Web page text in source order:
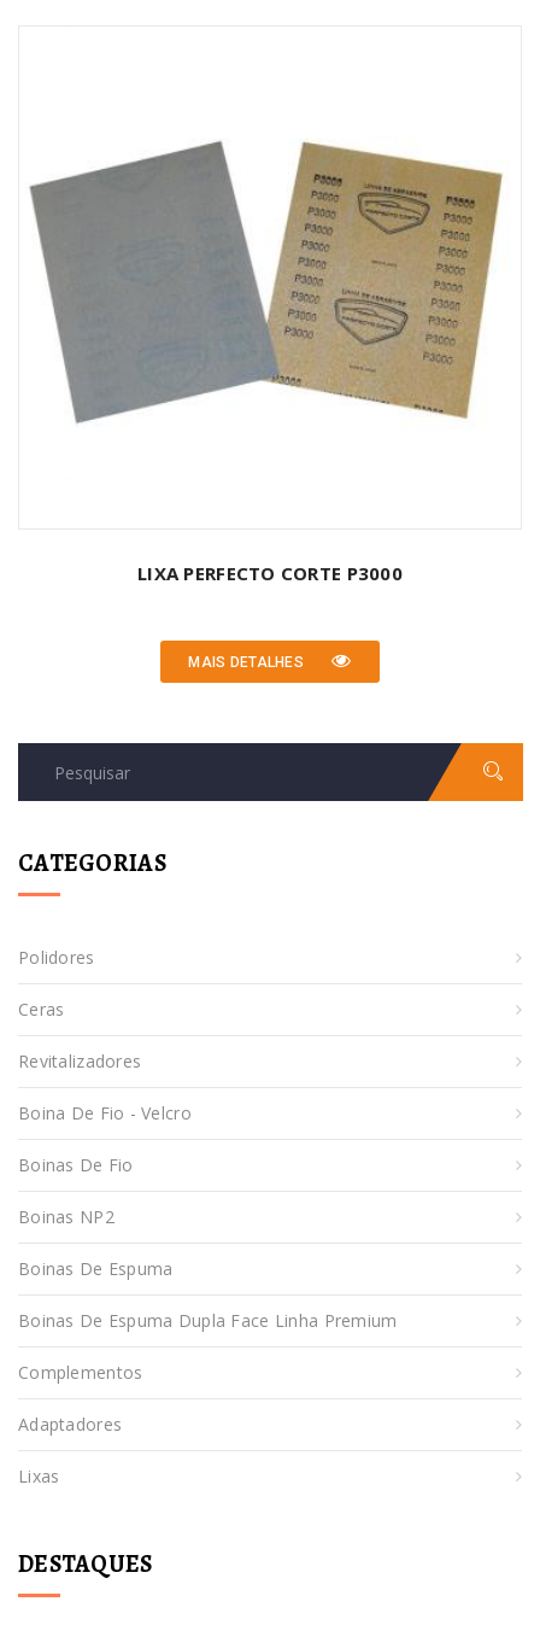
LIXA PERFECTO CORTE P3000
MAIS DETALHES
CATEGORIAS
Polidores
Ceras
Revitalizadores
Boina De Fio - Velcro
Boinas De Fio
Boinas NP2
Boinas De Espuma
Boinas De Espuma Dupla Face Linha Premium
Complementos
Adaptadores
Lixas
DESTAQUES